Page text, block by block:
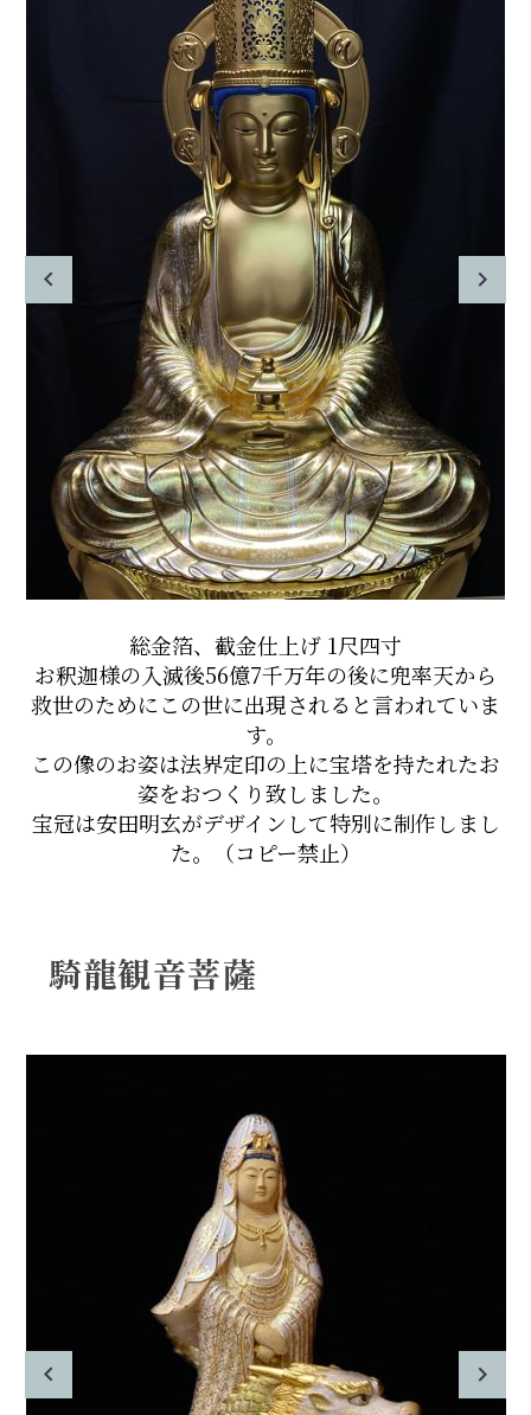
総金箔、截金仕上げ 1尺四寸
お釈迦様の入滅後56億7千万年の後に兜率天から
救世のためにこの世に出現されると言われていま
す。
この像のお姿は法界定印の上に宝塔を持たれたお
姿をおつくり致しました。
宝冠は安田明玄がデザインして特別に制作しまし
た。（コピー禁止）
騎龍観音菩薩